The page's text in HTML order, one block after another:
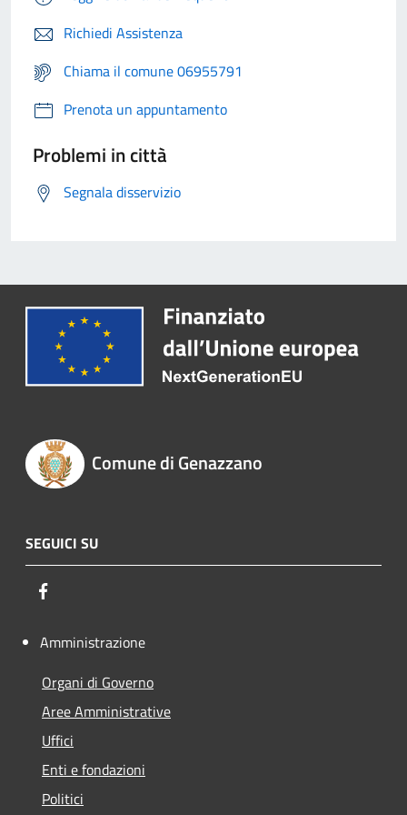
Richiedi Assistenza
Chiama il comune 06955791
Prenota un appuntamento
Problemi in città
Segnala disservizio
Comune di Genazzano
SEGUICI SU
Amministrazione
Organi di Governo
Aree Amministrative
Uffici
Enti e fondazioni
Politici